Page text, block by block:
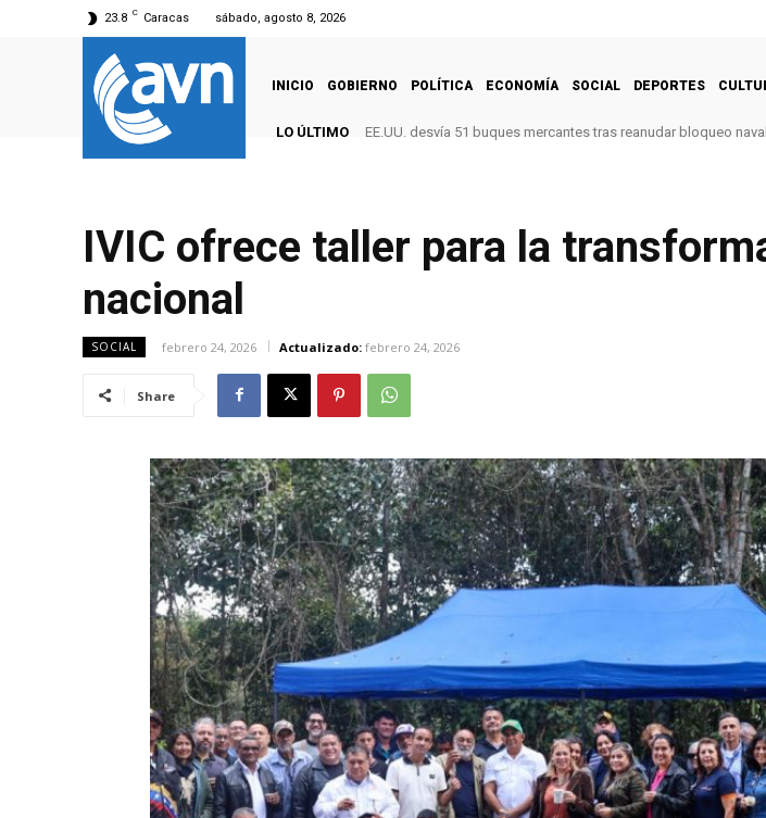
23.8 C Caracas sábado, agosto 8, 2026
INICIO GOBIERNO POLÍTICA ECONOMÍA SOCIAL DEPORTES
LO ÚLTIMO EE.UU. desvía 51 buques mercantes tras reanudar bloqueo
IVIC ofrece taller para la
nacional
SOCIAL febrero 24, 2026 Actualizado: febrero 24, 2026
Share